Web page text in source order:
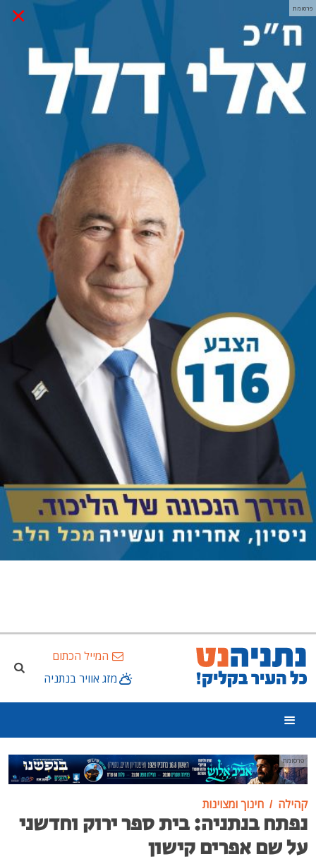
× פרסומת
המייל הכתום
מזג אוויר בנתניה
פרסומת
קהילה חינוך ומצוינות
נפתח בנתניה: בית ספר ירוק וחדשני
על שם אפרים קישון